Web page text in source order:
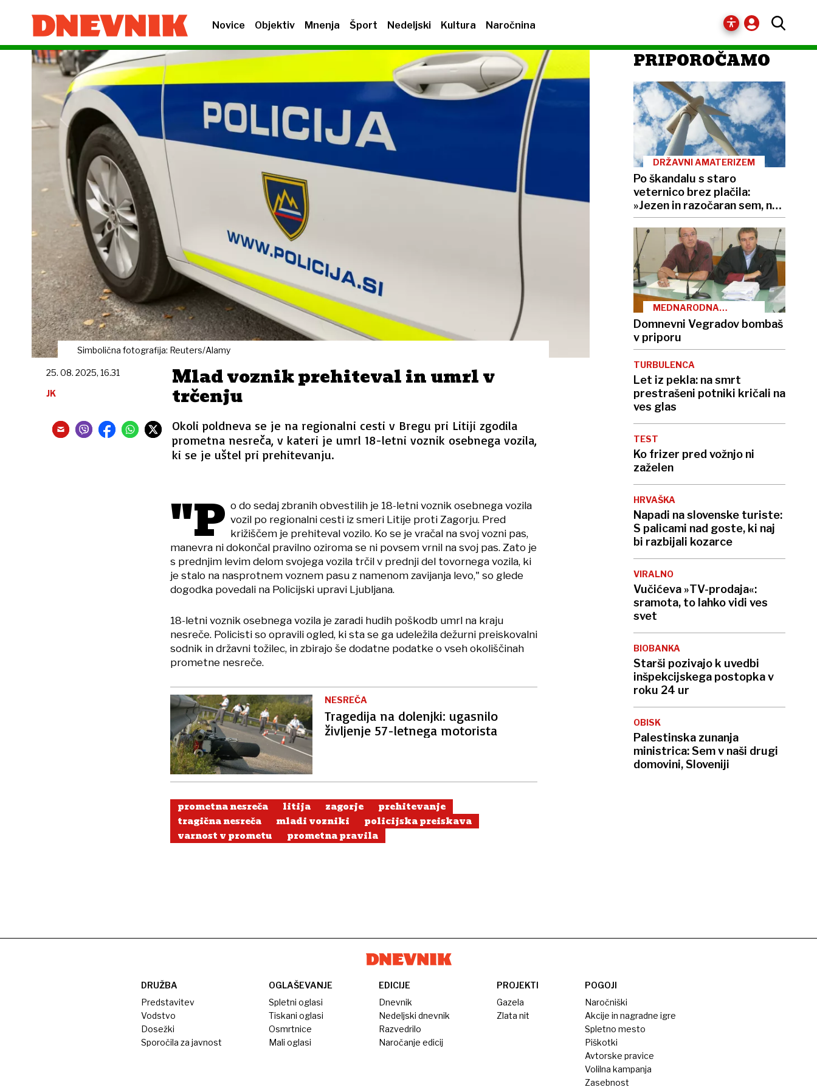
Novice Objektiv Mnenja Šport Nedeljski Kultura Naročnina
Simbolična fotografija: Reuters/Alamy
Mlad voznik prehiteval in umrl v
trčenju
Okoli poldneva se je na regionalni cesti v Bregu pri Litiji zgodila
prometna nesreča, v kateri je umrl 18-letni voznik osebnega vozila,
ki se je uštel pri prehitevanju.
25. 08. 2025, 16.31
JK
"P o do sedaj zbranih obvestilih je 18-letni voznik osebnega vozila
vozil po regionalni cesti iz smeri Litije proti Zagorju. Pred
križiščem je prehiteval vozilo. Ko se je vračal na svoj vozni pas,
manevra ni dokončal pravilno oziroma se ni povsem vrnil na svoj pas. Zato je
s prednjim levim delom svojega vozila trčil v prednji del tovornega vozila, ki
je stalo na nasprotnem voznem pasu z namenom zavijanja levo," so glede
dogodka povedali na Policijski upravi Ljubljana.
18-letni voznik osebnega vozila je zaradi hudih poškodb umrl na kraju
nesreče. Policisti so opravili ogled, ki sta se ga udeležila dežurni preiskovalni
sodnik in državni tožilec, in zbirajo še dodatne podatke o vseh okoliščinah
prometne nesreče.
NESREČA
Tragedija na dolenjki: ugasnilo
življenje 57-letnega motorista
prometna nesreča litija zagorje
prehitevanje
tragična nesreča
mladi vozniki
policijska preiskava
varnost v prometu
prometna pravila
PRIPOROČAMO
DRŽAVNI AMATERIZEM
Po škandalu s staro
veternico brez plačila:
»Jezen in razočaran sem, nad
vsem«
MEDNARODNA
TIRALICA
Domnevni Vegradov bombaš
v priporu
TURBULENCA
Let iz pekla: na smrt
prestrašeni potniki kričali na
ves glas
TEST
Ko frizer pred vožnjo ni
zaželen
HRVAŠKA
Napadi na slovenske turiste:
S palicami nad goste, ki naj
bi razbijali kozarce
VIRALNO
Vučićeva »TV-prodaja«:
sramota, to lahko vidi ves
svet
BIOBANKA
Starši pozivajo k uvedbi
inšpekcijskega postopka v
roku 24 ur
OBISK
Palestinska zunanja
ministrica: Sem v naši drugi
domovini, Sloveniji
DRUŽBA
Predstavitev
Vodstvo
Dosežki
Sporočila za javnost
OGLAŠEVANJE
Spletni oglasi
Tiskani oglasi
Osmrtnice
Mali oglasi
EDICIJE
Dnevnik
Nedeljski dnevnik
Razvedrilo
Naročanje edicij
PROJEKTI
Gazela
Zlata nit
POGOJI
Naročniški
Akcije in nagradne igre
Spletno mesto
Piškotki
Avtorske pravice
Volilna kampanja
Zasebnost